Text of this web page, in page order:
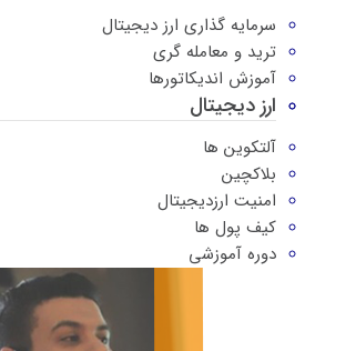
سرمایه گذاری ارز دیجیتال
ترید و معامله گری
آموزش اندیکاتورها
ارز دیجیتال
آلتکوین ها
بلاکچین
امنیت ارزدیجیتال
کیف پول ها
دوره‌ آموزشی